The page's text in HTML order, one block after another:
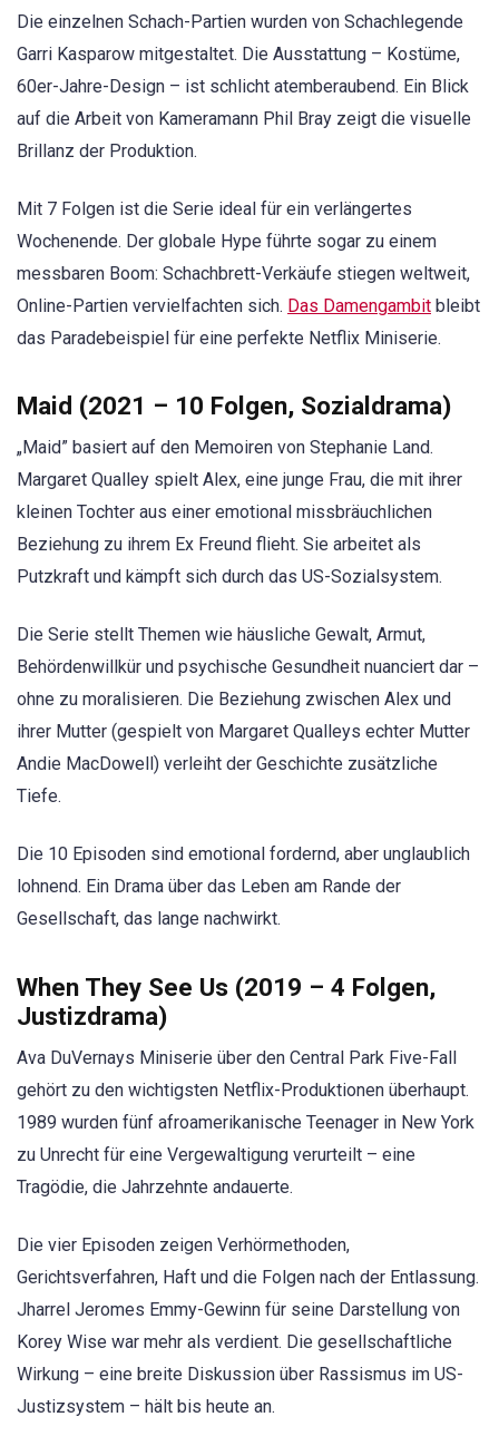
Die einzelnen Schach-Partien wurden von Schachlegende
Garri Kasparow mitgestaltet. Die Ausstattung – Kostüme,
60er-Jahre-Design – ist schlicht atemberaubend. Ein Blick
auf die Arbeit von Kameramann Phil Bray zeigt die visuelle
Brillanz der Produktion.
Mit 7 Folgen ist die Serie ideal für ein verlängertes
Wochenende. Der globale Hype führte sogar zu einem
messbaren Boom: Schachbrett-Verkäufe stiegen weltweit,
Online-Partien vervielfachten sich. Das Damengambit bleibt
das Paradebeispiel für eine perfekte Netflix Miniserie.
Maid (2021 – 10 Folgen, Sozialdrama)
„Maid” basiert auf den Memoiren von Stephanie Land.
Margaret Qualley spielt Alex, eine junge Frau, die mit ihrer
kleinen Tochter aus einer emotional missbräuchlichen
Beziehung zu ihrem Ex Freund flieht. Sie arbeitet als
Putzkraft und kämpft sich durch das US-Sozialsystem.
Die Serie stellt Themen wie häusliche Gewalt, Armut,
Behördenwillkür und psychische Gesundheit nuanciert dar –
ohne zu moralisieren. Die Beziehung zwischen Alex und
ihrer Mutter (gespielt von Margaret Qualleys echter Mutter
Andie MacDowell) verleiht der Geschichte zusätzliche
Tiefe.
Die 10 Episoden sind emotional fordernd, aber unglaublich
lohnend. Ein Drama über das Leben am Rande der
Gesellschaft, das lange nachwirkt.
When They See Us (2019 – 4 Folgen,
Justizdrama)
Ava DuVernays Miniserie über den Central Park Five-Fall
gehört zu den wichtigsten Netflix-Produktionen überhaupt.
1989 wurden fünf afroamerikanische Teenager in New York
zu Unrecht für eine Vergewaltigung verurteilt – eine
Tragödie, die Jahrzehnte andauerte.
Die vier Episoden zeigen Verhörmethoden,
Gerichtsverfahren, Haft und die Folgen nach der Entlassung.
Jharrel Jeromes Emmy-Gewinn für seine Darstellung von
Korey Wise war mehr als verdient. Die gesellschaftliche
Wirkung – eine breite Diskussion über Rassismus im US-
Justizsystem – hält bis heute an.